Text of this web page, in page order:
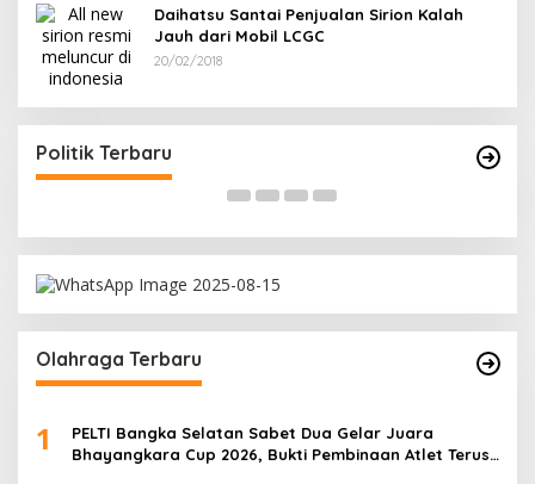
Daihatsu Santai Penjualan Sirion Kalah
Jauh dari Mobil LCGC
20/02/2018
Politik Terbaru
Besar Bangkitkan Golkar Bangka Selatan
Di Bangka Selatan, Politik
Olahraga Terbaru
1
PELTI Bangka Selatan Sabet Dua Gelar Juara
Bhayangkara Cup 2026, Bukti Pembinaan Atlet Terus